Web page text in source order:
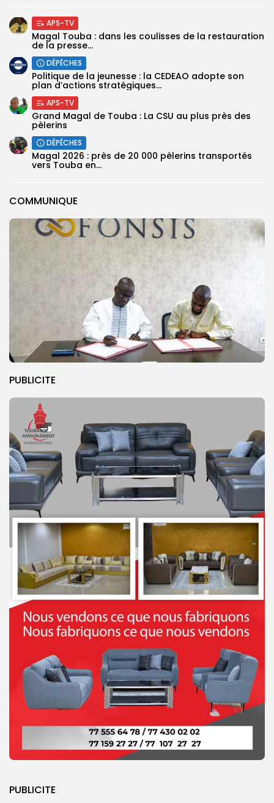
COMMUNIQUE
PUBLICITE
PUBLICITE
APS-TV
Magal Touba : dans les coulisses de la restauration
de la presse...
DÉPÊCHES
Politique de la jeunesse : la CEDEAO adopte son
plan d’actions stratégiques...
APS-TV
Grand Magal de Touba : La CSU au plus près des
pèlerins
DÉPÊCHES
Magal 2026 : près de 20 000 pèlerins transportés
vers Touba en...